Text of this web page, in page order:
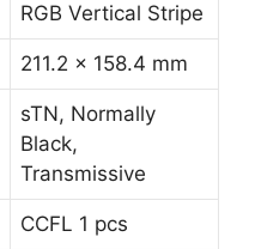
RGB Vertical Stripe
211.2 x 158.4 mm
sTN, Normally
Black,
Transmissive
CCFL 1 pcs